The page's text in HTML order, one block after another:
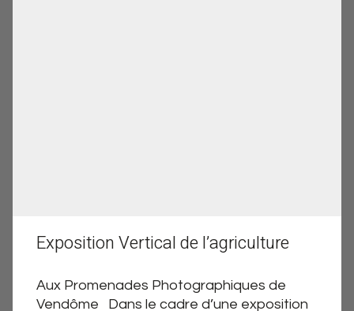
Exposition Vertical de l’agriculture
Aux Promenades Photographiques de
Vendôme Dans le cadre d’une exposition